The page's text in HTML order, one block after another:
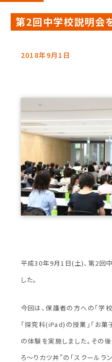
第2回中学校説明会
2018年9月1日
平成30年9月1日(土)、第2回
した。
今回は、保護者の方への「学
「探究科(iPad)の授業」「お菓
の体験を実施しました。その
ろ～りカツ丼”の「スクールラ